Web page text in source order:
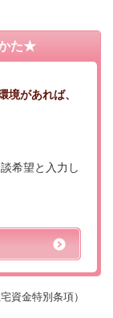
た★
境があれば、
希望と入力し
資金特別条項）